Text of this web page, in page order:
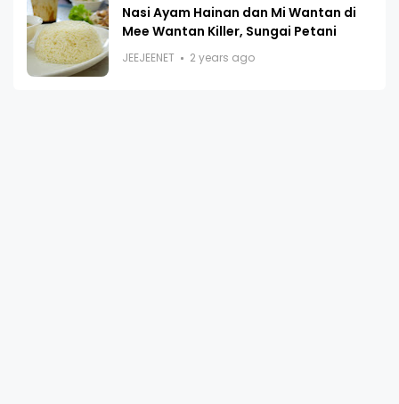
Nasi Ayam Hainan dan Mi Wantan di
Mee Wantan Killer, Sungai Petani
JEEJEENET 2 years ago